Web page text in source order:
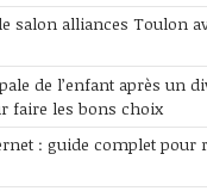
salon alliances Toulon
de l’enfant après un
faire les bons choix
: guide complet pour